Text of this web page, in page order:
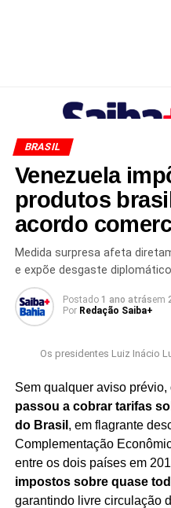
BRASIL
Venezuela
produtos
acordo
Medida surpresa afeta
e expõe desgaste
Postado 1 ano atrásem
Por Redação Saiba+
Os presidentes Luiz Inácio
Sem qualquer aviso prévio,
passou a cobrar tarifas
do Brasil , em flagrante
Complementação
entre os dois países em
impostos sobre quase
garantindo livre circulação